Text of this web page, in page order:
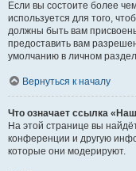
Если вы состоите более
используется для того,
должны быть вам
предоставить вам
умолчанию в личном
Вернуться к началу
Что означает ссылка
На этой странице вы
конференции и другую
которые они модерируют.